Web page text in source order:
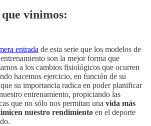
vinimos:
entrada de esta serie que los modelos de
son la mejor forma que
a los cambios fisiológicos que ocurren
hacemos ejercicio, en función de su
su importancia radica en poder planificar
entrenamiento, propiciando las
que no sólo nos permitan una vida más
nuestro rendimiento en el deporte